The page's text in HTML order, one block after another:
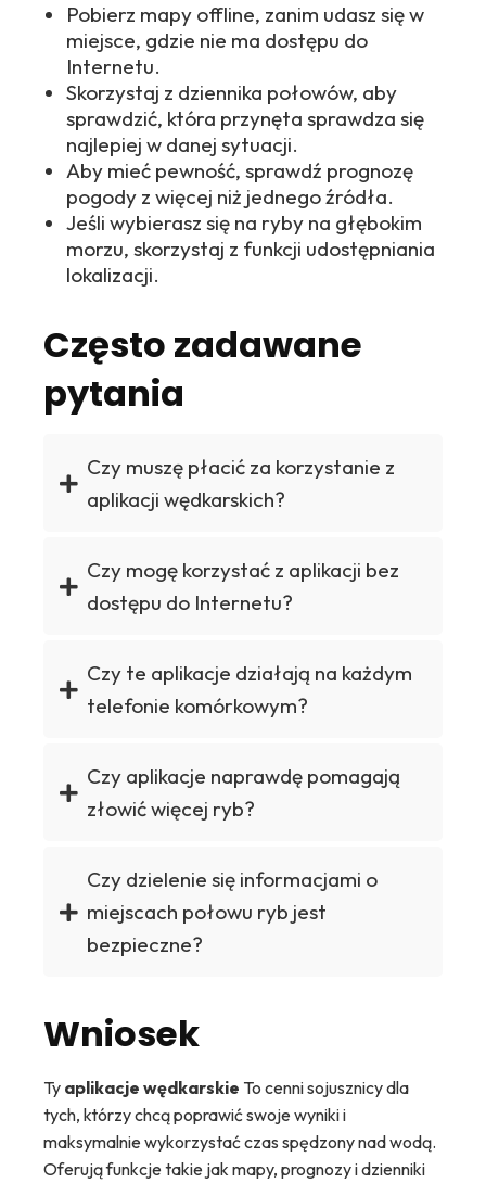
Pobierz mapy offline, zanim udasz się w
miejsce, gdzie nie ma dostępu do
Internetu.
Skorzystaj z dziennika połowów, aby
sprawdzić, która przynęta sprawdza się
najlepiej w danej sytuacji.
Aby mieć pewność, sprawdź prognozę
pogody z więcej niż jednego źródła.
Jeśli wybierasz się na ryby na głębokim
morzu, skorzystaj z funkcji udostępniania
lokalizacji.
Często zadawane
pytania
Czy muszę płacić za korzystanie z
aplikacji wędkarskich?
Czy mogę korzystać z aplikacji bez
dostępu do Internetu?
Czy te aplikacje działają na każdym
telefonie komórkowym?
Czy aplikacje naprawdę pomagają
złowić więcej ryb?
Czy dzielenie się informacjami o
miejscach połowu ryb jest
bezpieczne?
Wniosek
Ty aplikacje wędkarskie To cenni sojusznicy dla
tych, którzy chcą poprawić swoje wyniki i
maksymalnie wykorzystać czas spędzony nad wodą.
Oferują funkcje takie jak mapy, prognozy i dzienniki